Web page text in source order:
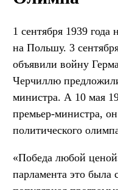
1 сентября 1939 года
на Польшу. 3
объявили войну
Черчиллю
министра. А 10 мая
премьер-министра,
политического
«Победа любой
парламента это была